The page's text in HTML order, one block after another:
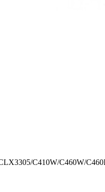
C410W/C460W/